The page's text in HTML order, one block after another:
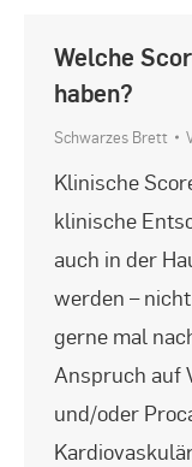
Welche
haben?
Schwarzes Brett
Klinische
klinische
auch in der
werden –
gerne mal
Anspruch auf
und/oder